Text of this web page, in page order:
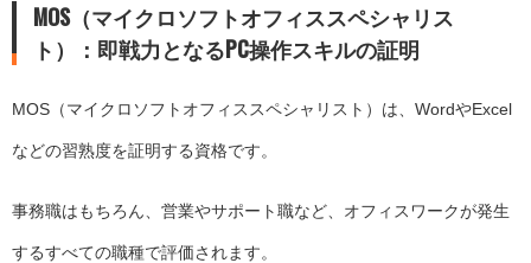
MOS（マイクロソフトオフィススペシャリス
ト）：即戦力となるPC操作スキルの証明
MOS（マイクロソフトオフィススペシャリスト）は、WordやExcel
などの習熟度を証明する資格です。
事務職はもちろん、営業やサポート職など、オフィスワークが発生
するすべての職種で評価されます。